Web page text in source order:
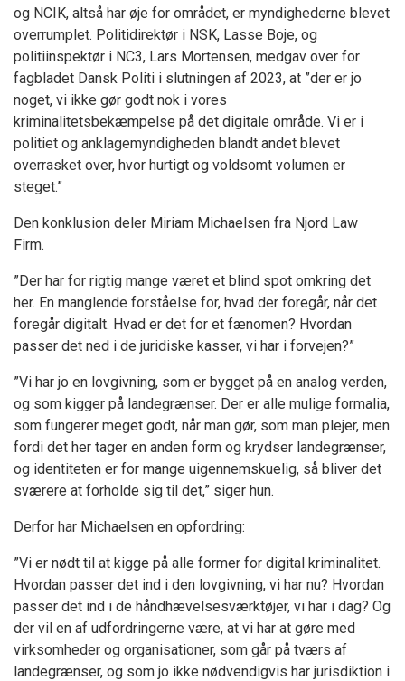
og NCIK, altså har øje for området, er myndighederne blevet
overrumplet. Politidirektør i NSK, Lasse Boje, og
politiinspektør i NC3, Lars Mortensen, medgav over for
fagbladet Dansk Politi i slutningen af 2023, at ”der er jo
noget, vi ikke gør godt nok i vores
kriminalitetsbekæmpelse på det digitale område. Vi er i
politiet og anklagemyndigheden blandt andet blevet
overrasket over, hvor hurtigt og voldsomt volumen er
steget.”
Den konklusion deler Miriam Michaelsen fra Njord Law
Firm.
”Der har for rigtig mange været et blind spot omkring det
her. En manglende forståelse for, hvad der foregår, når det
foregår digitalt. Hvad er det for et fænomen? Hvordan
passer det ned i de juridiske kasser, vi har i forvejen?”
”Vi har jo en lovgivning, som er bygget på en analog verden,
og som kigger på landegrænser. Der er alle mulige formalia,
som fungerer meget godt, når man gør, som man plejer, men
fordi det her tager en anden form og krydser landegrænser,
og identiteten er for mange uigennemskuelig, så bliver det
sværere at forholde sig til det,” siger hun.
Derfor har Michaelsen en opfordring:
”Vi er nødt til at kigge på alle former for digital kriminalitet.
Hvordan passer det ind i den lovgivning, vi har nu? Hvordan
passer det ind i de håndhævelsesværktøjer, vi har i dag? Og
der vil en af udfordringerne være, at vi har at gøre med
virksomheder og organisationer, som går på tværs af
landegrænser, og som jo ikke nødvendigvis har jurisdiktion i